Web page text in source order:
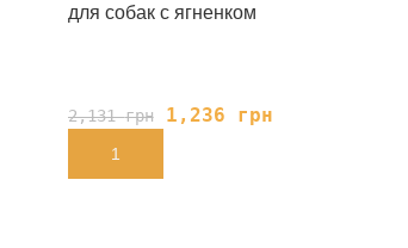
для собак с ягненком
2,131грн 1,236 грн
В КОРЗИНУ